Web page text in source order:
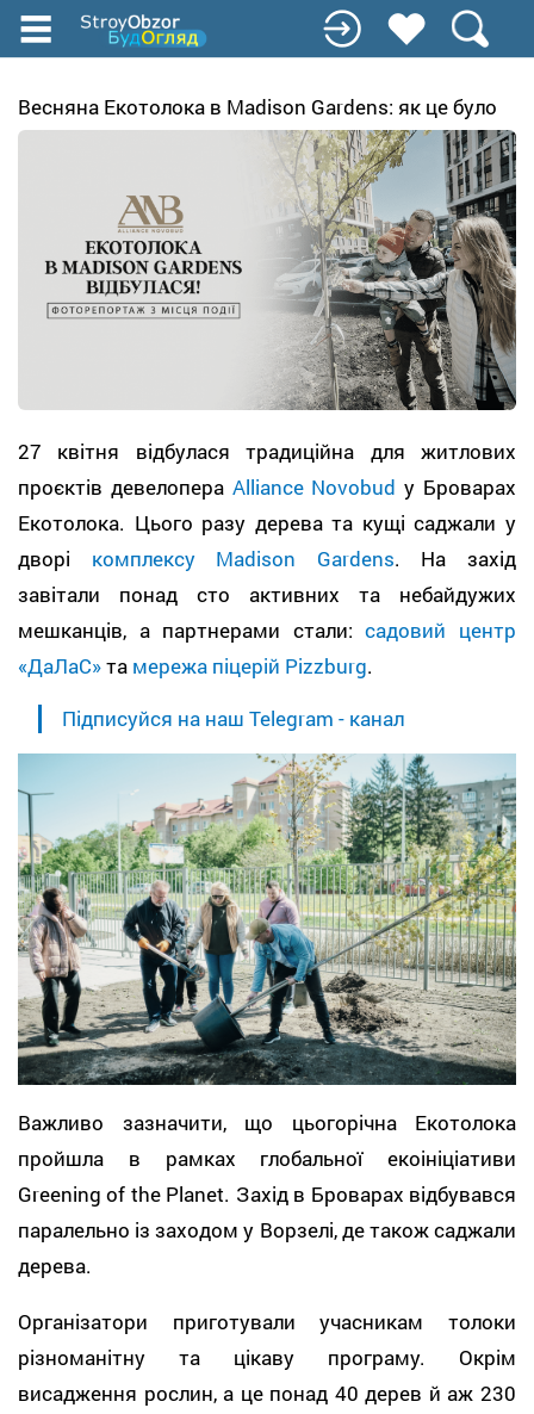
Перейти
содержанию
Весняна Екотолока в Madison Gardens: як це було
27 квітня відбулася традиційна для житлових
проєктів девелопера Alliance Novobud у Броварах
Екотолока. Цього разу дерева та кущі саджали у
дворі комплексу Madison Gardens. На захід
завітали понад сто активних та небайдужих
мешканців, а партнерами стали:садовий центр
«ДаЛаС»та мережа піцерій Pizzburg.
Підписуйся на наш Telegram - канал
Важливо зазначити, що цьогорічна Екотолока
пройшла в рамках глобальної екоініціативи
Greening of the Planet. Захід в Броварах відбувався
паралельно із заходом у Ворзелі, де також саджали
дерева.
Організатори приготували учасникам толоки
різноманітну та цікаву програму. Окрім
висадження рослин, а це понад 40 дерев й аж 230